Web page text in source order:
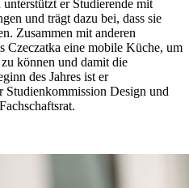
er Studierende mit
und trägt dazu bei, dass sie
Zusammen mit anderen
Czeczatka eine mobile Küche, um
können und damit die
des Jahres ist er
Design und